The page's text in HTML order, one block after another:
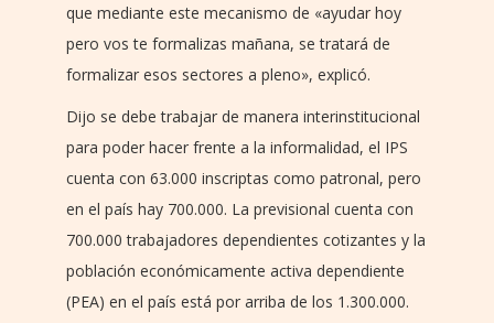
que mediante este mecanismo de «ayudar hoy
pero vos te formalizas mañana, se tratará de
formalizar esos sectores a pleno», explicó.
Dijo se debe trabajar de manera interinstitucional
para poder hacer frente a la informalidad, el IPS
cuenta con 63.000 inscriptas como patronal, pero
en el país hay 700.000. La previsional cuenta con
700.000 trabajadores dependientes cotizantes y la
población económicamente activa dependiente
(PEA) en el país está por arriba de los 1.300.000.